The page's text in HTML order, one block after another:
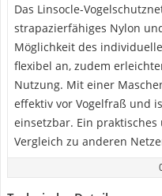
Das Linsocle-
strapazierfähiges Nylon
Möglichkeit des
flexibel an, zudem
Nutzung. Mit einer
effektiv vor Vogelfraß und
einsetzbar. Ein
Vergleich zu anderen